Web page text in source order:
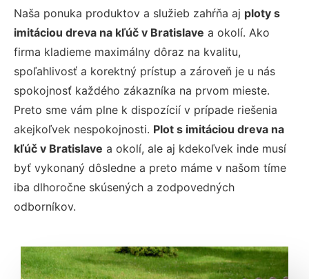
Naša ponuka produktov a služieb zahŕňa aj ploty s
imitáciou dreva na kľúč v Bratislave a okolí. Ako
firma kladieme maximálny dôraz na kvalitu,
spoľahlivosť a korektný prístup a zároveň je u nás
spokojnosť každého zákazníka na prvom mieste.
Preto sme vám plne k dispozícií v prípade riešenia
akejkoľvek nespokojnosti. Plot s imitáciou dreva na
kľúč v Bratislave a okolí, ale aj kdekoľvek inde musí
byť vykonaný dôsledne a preto máme v našom tíme
iba dlhoročne skúsených a zodpovedných
odborníkov.